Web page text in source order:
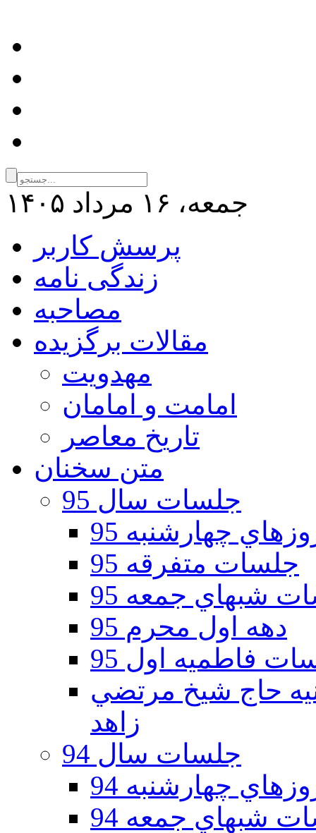
جمعه، ۱۶ مرداد ۱۴۰۵
پرسش کاربر
زندگی نامه
مصاحبه
مقالات برگزیده
مهدویت
امامت و امامان
تاریخ معاصر
متن سخنان
جلسات سال 95
چهارشنبه 95
جلسات متفرقه 95
شبهاي جمعه 95
دهه اول محرم 95
فاطمیه اول 95
دوم 95 - حسينيه حاج شيخ مرتضي
زاهد
جلسات سال 94
چهارشنبه 94
شبهاي جمعه 94